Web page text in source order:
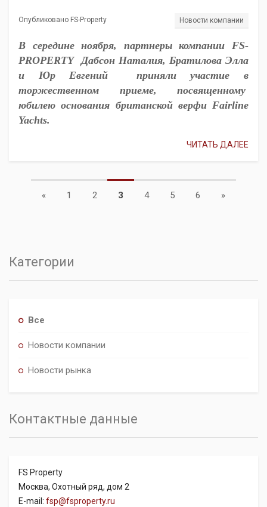
Опубликовано FS-Property Новости компании
В середине ноября, партнеры компании FS-
PROPERTY Дабсон Наталия, Братилова Элла
и Юр Евгений приняли участие в
торжественном приеме, посвященному
юбилею основания британской верфи Fairline
Yachts.
ЧИТАТЬ ДАЛЕЕ
« Previous
1 2 3 4 5 6 »Next
Категории
Все
Новости компании
Новости рынка
Контактные данные
FS Property
Москва, Охотный ряд, дом 2
E-mail: fsp@fsproperty.ru